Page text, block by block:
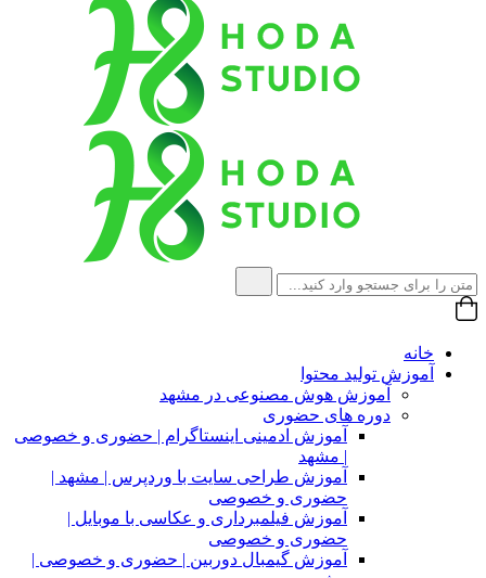
خانه
آموزش تولید محتوا
آموزش هوش مصنوعی در مشهد
دوره های حضوری
آموزش ادمینی اینستاگرام | حضوری و خصوصی
| مشهد
آموزش طراحی سایت با وردپرس | مشهد |
حضوری و خصوصی
آموزش فیلمبرداری و عکاسی با موبایل |
حضوری و خصوصی
آموزش گیمبال دوربین | حضوری و خصوصی |